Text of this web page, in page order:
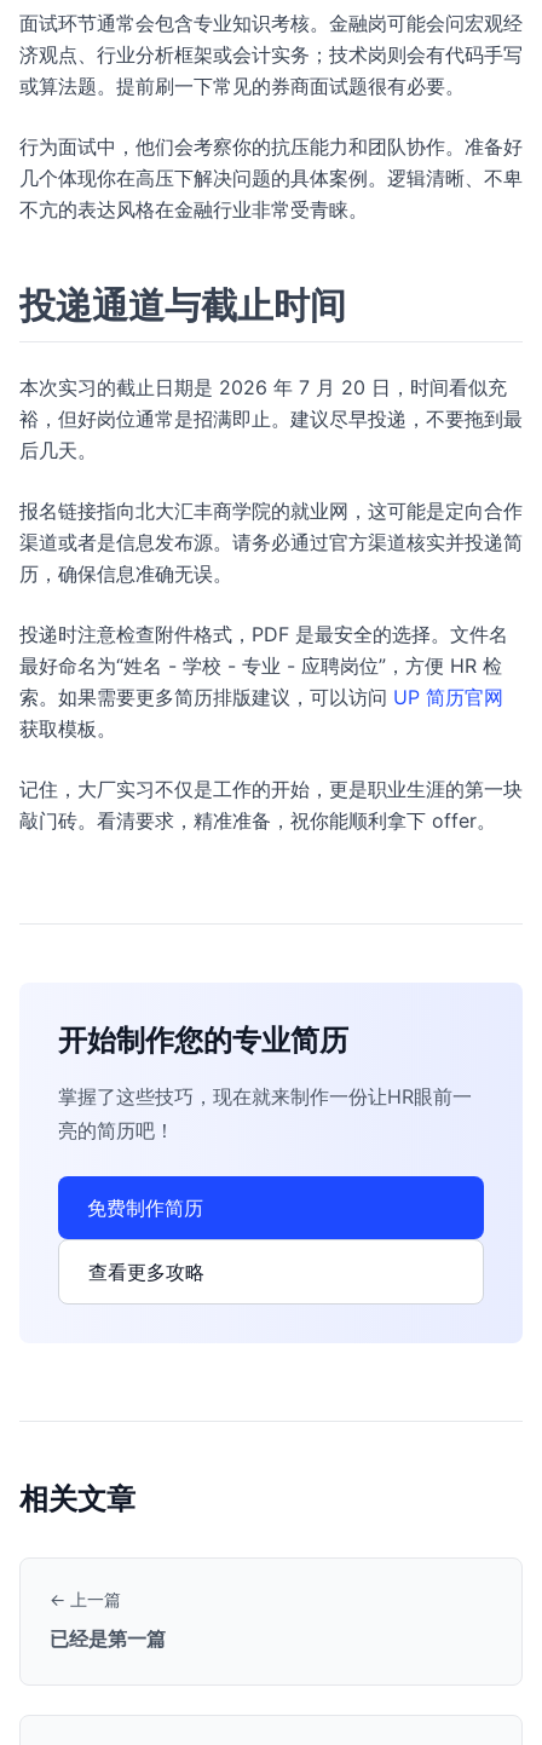
面试环节通常会包含专业知识考核。金融岗可能会问宏观经
济观点、行业分析框架或会计实务；技术岗则会有代码手写
或算法题。提前刷一下常见的券商面试题很有必要。
行为面试中，他们会考察你的抗压能力和团队协作。准备好
几个体现你在高压下解决问题的具体案例。逻辑清晰、不卑
不亢的表达风格在金融行业非常受青睐。
投递通道与截止时间
本次实习的截止日期是 2026 年 7 月 20 日，时间看似充
裕，但好岗位通常是招满即止。建议尽早投递，不要拖到最
后几天。
报名链接指向北大汇丰商学院的就业网，这可能是定向合作
渠道或者是信息发布源。请务必通过官方渠道核实并投递简
历，确保信息准确无误。
投递时注意检查附件格式，PDF 是最安全的选择。文件名
最好命名为“姓名 - 学校 - 专业 - 应聘岗位”，方便 HR 检
索。如果需要更多简历排版建议，可以访问 UP 简历官网
获取模板。
记住，大厂实习不仅是工作的开始，更是职业生涯的第一块
敲门砖。看清要求，精准准备，祝你能顺利拿下 offer。
开始制作您的专业简历
掌握了这些技巧，现在就来制作一份让HR眼前一
亮的简历吧！
免费制作简历
查看更多攻略
相关文章
← 上一篇
已经是第一篇